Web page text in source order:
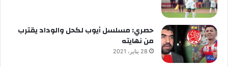
حصري: مسلسل أيوب لكحل والوداد يقترب
من نهايته
28 يناير، 2021